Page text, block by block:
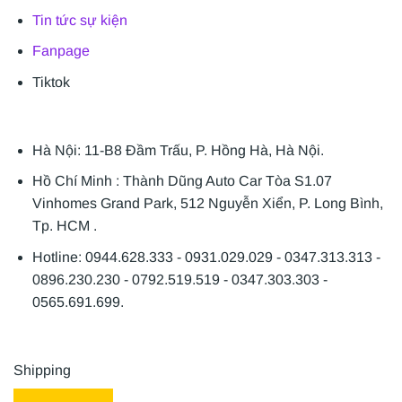
Tin tức sự kiện
Fanpage
Tiktok
Hà Nội: 11-B8 Đầm Trấu, P. Hồng Hà, Hà Nội.
Hồ Chí Minh : Thành Dũng Auto Car Tòa S1.07
Vinhomes Grand Park, 512 Nguyễn Xiển, P. Long Bình,
Tp. HCM .
Hotline: 0944.628.333 - 0931.029.029 - 0347.313.313 -
0896.230.230 - 0792.519.519 - 0347.303.303 -
0565.691.699.
Shipping